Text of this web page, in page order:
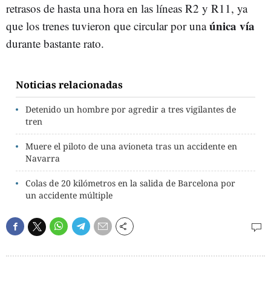
retrasos de hasta una hora en las líneas R2 y R11, ya
que los trenes tuvieron que circular por unaúnica vía
durante bastante rato.
Noticias relacionadas
Detenido un hombre por agredir a tres vigilantes de
tren
Muere el piloto de una avioneta tras un accidente en
Navarra
Colas de 20 kilómetros en la salida de Barcelona por
un accidente múltiple